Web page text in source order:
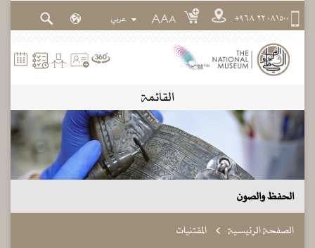
٠٨١٥٠٠ ٢٢ ٩٦٨+ A
A
A
القائمة
الحفظ والصون
الصفحة الرئيسية المقتنيات